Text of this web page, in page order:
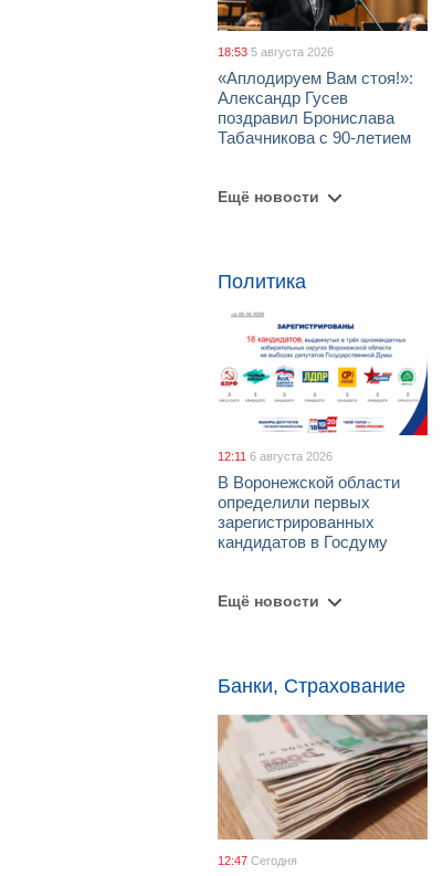
18:53 5 августа 2026
«Аплодируем Вам стоя!»:
Александр Гусев
поздравил Бронислава
Табачникова с 90-летием
Ещё новости
Политика
12:11 6 августа 2026
В Воронежской области
определили первых
зарегистрированных
кандидатов в Госдуму
Ещё новости
Банки, Страхование
12:47 Сегодня